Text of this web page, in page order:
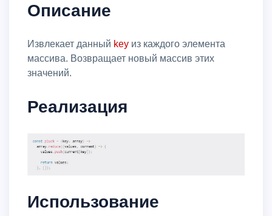
Описание
Извлекает данный key из каждого элемента
массива. Возвращает новый массив этих
значений.
Реализация
Использование